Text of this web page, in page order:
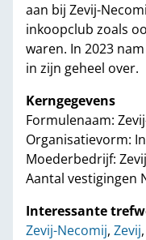
aan bij Zevij-
inkoopclub zoals
waren. In 2023
in zijn geheel over.
Kerngegevens
Formulenaam:
Organisatievorm:
Moederbedrijf:
Aantal vestigingen
Interessante
Zevij-Necomij, Zevij,